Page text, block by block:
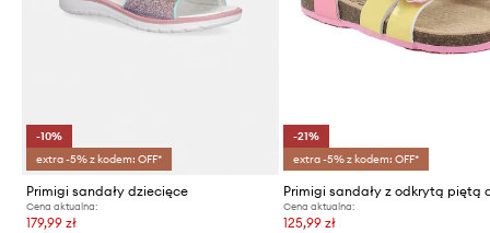
-10%
extra -5% z kodem: OFF*
Primigi sandały dziecięce
Cena aktualna:
179,99 zł
-21%
extra -5% z kodem: OFF*
Cena aktualna:
125,99 zł